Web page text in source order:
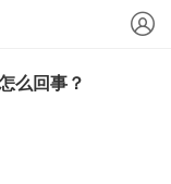
么回事？